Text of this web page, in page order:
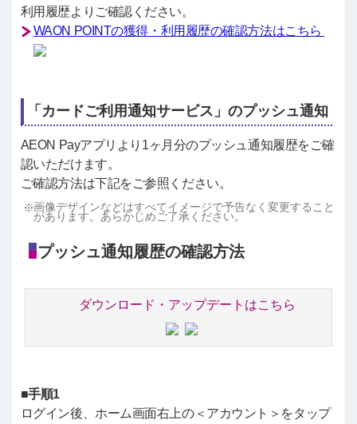
利用履歴よりご確認ください。
WAON POINTの獲得・利用履歴の確認方法はこちら
「カードご利用通知サービス」のプッシュ通知
AEON Payアプリより1ヶ月分のプッシュ通知履歴をご確
認いただけます。
ご確認方法は下記をご参照ください。
画像デザインなどはすべてイメージで予告なく変更すること
があります。あらかじめご了承ください。
プッシュ通知履歴の確認方法
ダウンロード・アップデートはこちら
■手順1
ログイン後、ホーム画面右上の＜アカウント＞をタップ